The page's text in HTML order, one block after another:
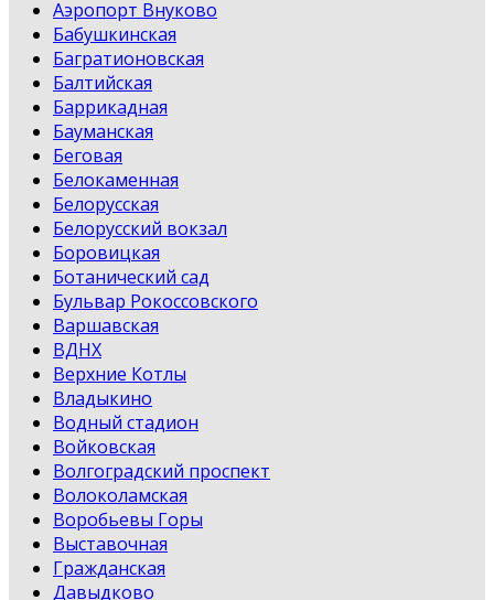
Аэропорт Внуково
Бабушкинская
Багратионовская
Балтийская
Баррикадная
Бауманская
Беговая
Белокаменная
Белорусская
Белорусский вокзал
Боровицкая
Ботанический сад
Бульвар Рокоссовского
Варшавская
ВДНХ
Верхние Котлы
Владыкино
Водный стадион
Войковская
Волгоградский проспект
Волоколамская
Воробьевы Горы
Выставочная
Гражданская
Давыдково